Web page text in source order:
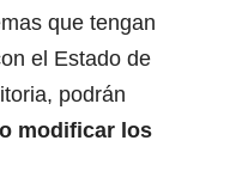
que tengan
el Estado de
podrán
modificar los